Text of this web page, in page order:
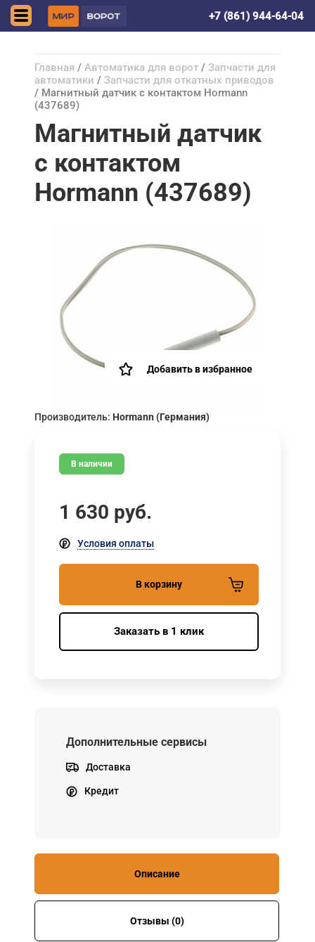
+7 (861) 944-64-04
Главная / Автоматика для ворот / Запчасти для
автоматики / Запчасти для откатных приводов
/ Магнитный датчик с контактом Hormann
(437689)
Магнитный датчик
с контактом
Hormann (437689)
Добавить в избранное
Производитель: Hormann (Германия)
В наличии
1 630 руб.
Условия оплаты
В корзину
Заказать в 1 клик
Дополнительные сервисы
Доставка
Кредит
Описание
Отзывы (0)